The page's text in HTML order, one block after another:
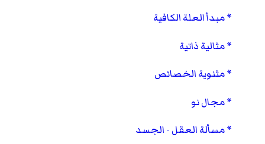
مبدأ العلة الكافية
مثالية ذاتية
مثنوية الخصائص
مجال نو
مسألة العقل - الجسد